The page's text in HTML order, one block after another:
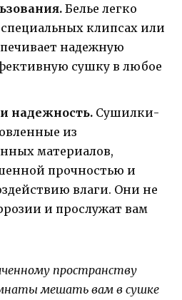
Белье легко
клипсах или
надежную
сушку в любое
надежность. Сушилки-
из
материалов,
прочностью и
влаги. Они не
и прослужат вам
пространству
мешать вам в сушке